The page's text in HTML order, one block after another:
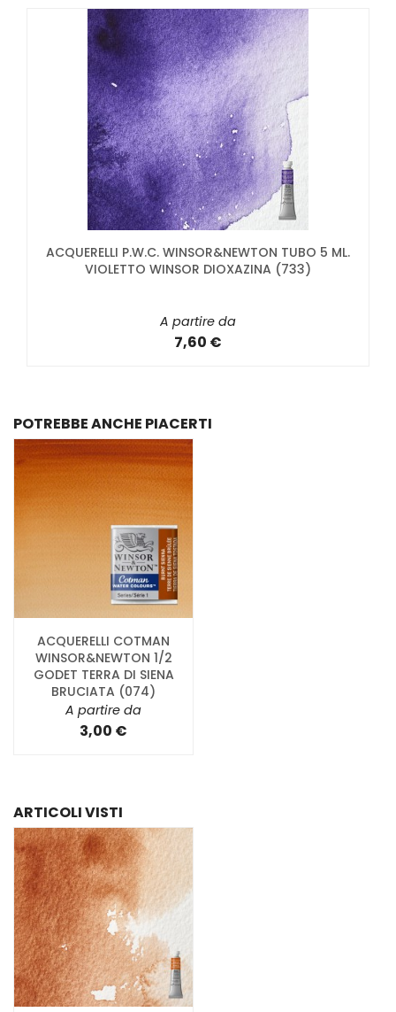
ACQUERELLI P.W.C. WINSOR&NEWTON TUBO 5 ML.
VIOLETTO WINSOR DIOXAZINA (733)
A partire da
7,60 €
POTREBBE ANCHE PIACERTI
ACQUERELLI COTMAN
WINSOR&NEWTON 1/2
GODET TERRA DI SIENA
BRUCIATA (074)
A partire da
3,00 €
ARTICOLI VISTI